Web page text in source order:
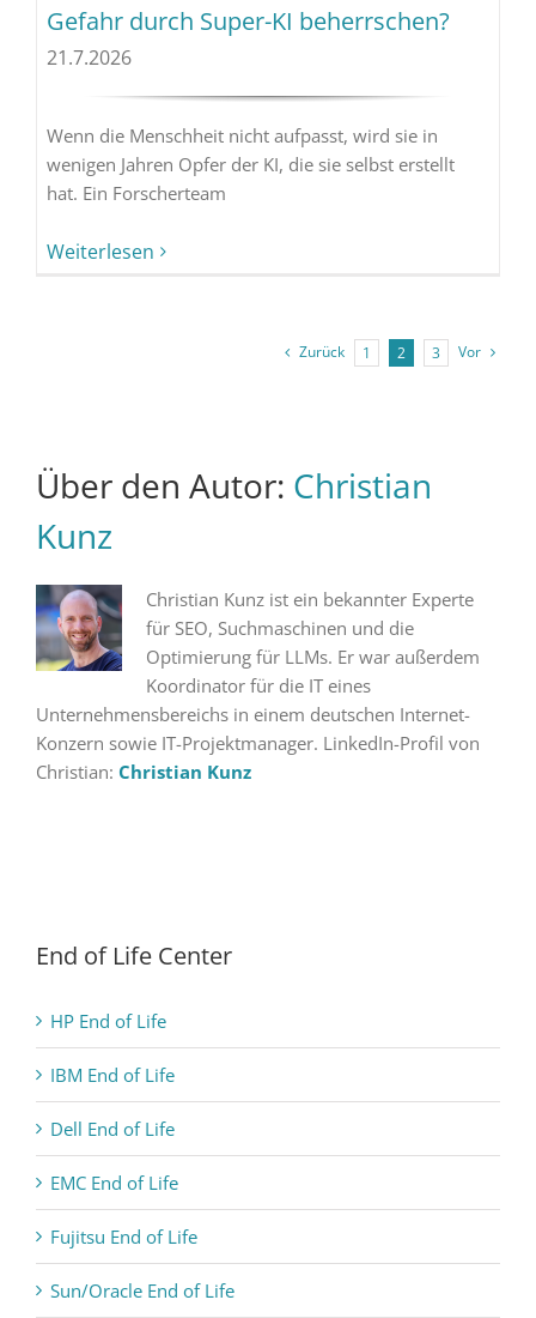
Gefahr durch Super-KI beherrschen?
21.7.2026
Wenn die Menschheit nicht aufpasst, wird sie in
wenigen Jahren Opfer der KI, die sie selbst erstellt
hat. Ein Forscherteam
Weiterlesen
Zurück 1 2 3 Vor
Über den Autor: Christian
Kunz
Christian Kunz ist ein bekannter Experte
für SEO, Suchmaschinen und die
Optimierung für LLMs. Er war außerdem
Koordinator für die IT eines
Unternehmensbereichs in einem deutschen Internet-
Konzern sowie IT-Projektmanager. LinkedIn-Profil von
Christian: Christian Kunz
End of Life Center
HP End of Life
IBM End of Life
Dell End of Life
EMC End of Life
Fujitsu End of Life
Sun/Oracle End of Life